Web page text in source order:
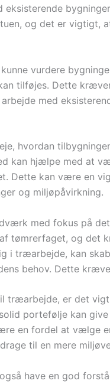
eksisterende
og det er vigtigt,
vurdere
tilføjes. Dette
med
hvordan
kan hjælpe med at
Dette kan være en
og miljøpåvirkning.
med fokus på
tømrerfaget, og det
i træarbejde, kan
behov. Dette
træarbejde, er det
portefølje kan
en fordel at vælge
til en mere
have en god